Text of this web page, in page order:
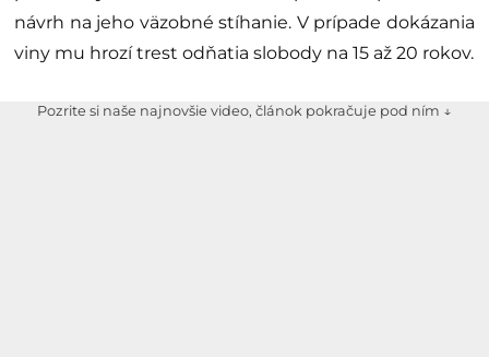
návrh na jeho väzobné stíhanie. V prípade dokázania
viny mu hrozí trest odňatia slobody na 15 až 20 rokov.
Pozrite si naše najnovšie video, článok pokračuje pod ním ↓